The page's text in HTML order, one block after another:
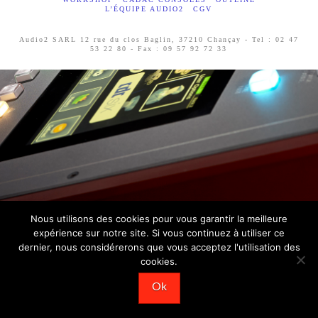
L’ÉQUIPE AUDIO2
CGV
Audio2 SARL 12 rue du clos Baglin, 37210 Chançay - Tel : 02 47
53 22 80 - Fax : 09 57 92 72 33
Nous utilisons des cookies pour vous garantir la meilleure
expérience sur notre site. Si vous continuez à utiliser ce
dernier, nous considérerons que vous acceptez l'utilisation des
cookies.
Ok